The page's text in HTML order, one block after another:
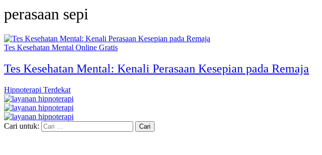
perasaan sepi
Tes Kesehatan Mental Online Gratis
Tes Kesehatan Mental: Kenali Perasaan Kesepian pada Remaja
Hipnoterapi Terdekat
Cari untuk: